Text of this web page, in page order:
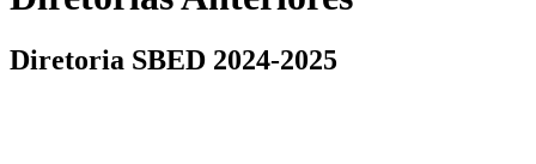
Diretoria SBED 2024-2025